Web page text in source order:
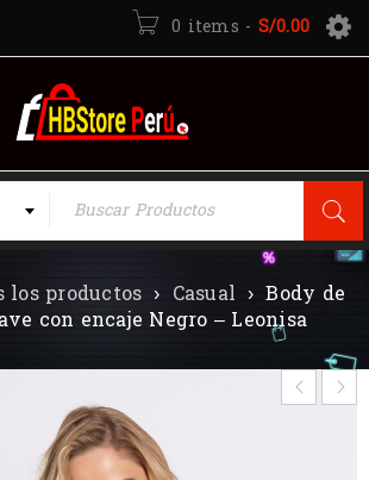
0 items - S/0.00
los productos › Casual › Body de
con encaje Negro – Leonisa